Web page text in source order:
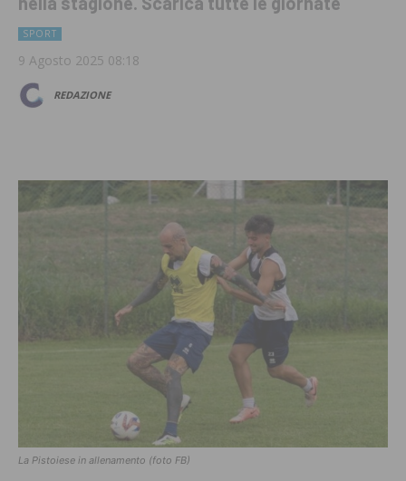
SPORT
9 Agosto 2025 08:18
REDAZIONE
La Pistoiese in allenamento (foto FB)